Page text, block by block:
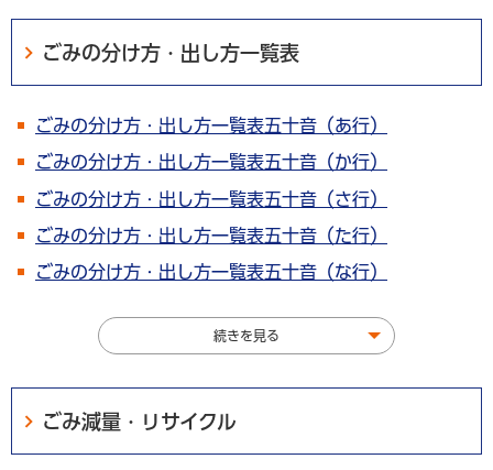
ごみの分け方・出し方一覧表
ごみの分け方・出し方一覧表五十音（あ行）
ごみの分け方・出し方一覧表五十音（か行）
ごみの分け方・出し方一覧表五十音（さ行）
ごみの分け方・出し方一覧表五十音（た行）
ごみの分け方・出し方一覧表五十音（な行）
続きを見る
ごみ減量・リサイクル